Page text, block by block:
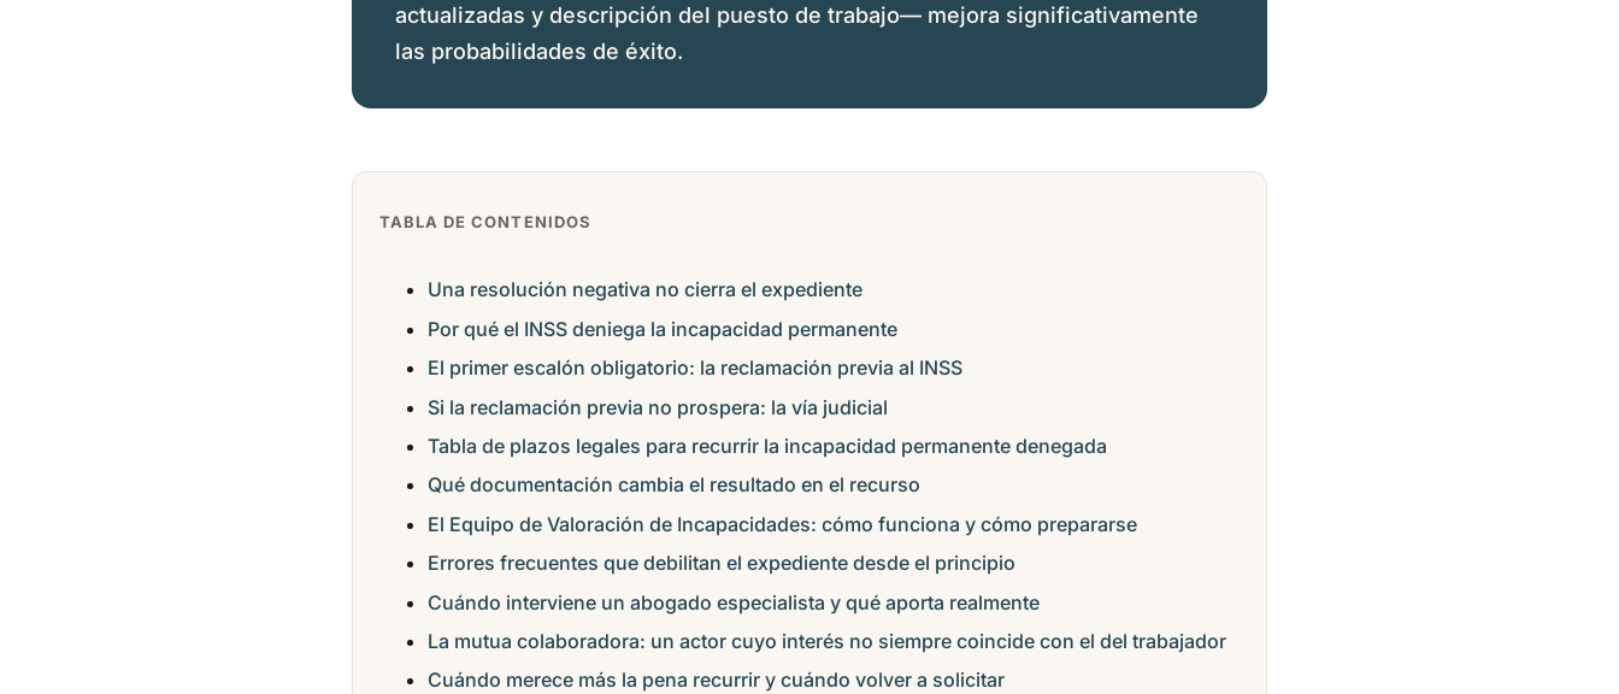
actualizadas y descripción del puesto de trabajo— mejora significativamente
las probabilidades de éxito.
TABLA DE CONTENIDOS
Una resolución negativa no cierra el expediente
Por qué el INSS deniega la incapacidad permanente
El primer escalón obligatorio: la reclamación previa al INSS
Si la reclamación previa no prospera: la vía judicial
Tabla de plazos legales para recurrir la incapacidad permanente denegada
Qué documentación cambia el resultado en el recurso
El Equipo de Valoración de Incapacidades: cómo funciona y cómo prepararse
Errores frecuentes que debilitan el expediente desde el principio
Cuándo interviene un abogado especialista y qué aporta realmente
La mutua colaboradora: un actor cuyo interés no siempre coincide con el del trabajador
Cuándo merece más la pena recurrir y cuándo volver a solicitar